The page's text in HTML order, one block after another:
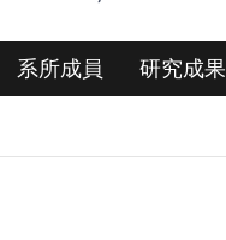
系所成員 研究成果